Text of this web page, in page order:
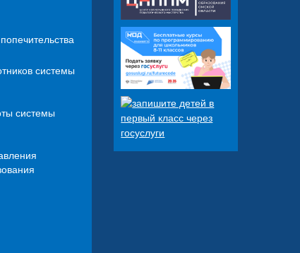
системы
системы